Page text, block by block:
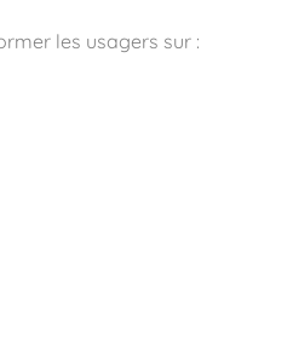
les usagers sur :